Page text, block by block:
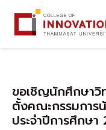
ขอเชิญนักศึกษาวิ
ตั้งคณะกรรมการ
ประจำปีการศึกษา